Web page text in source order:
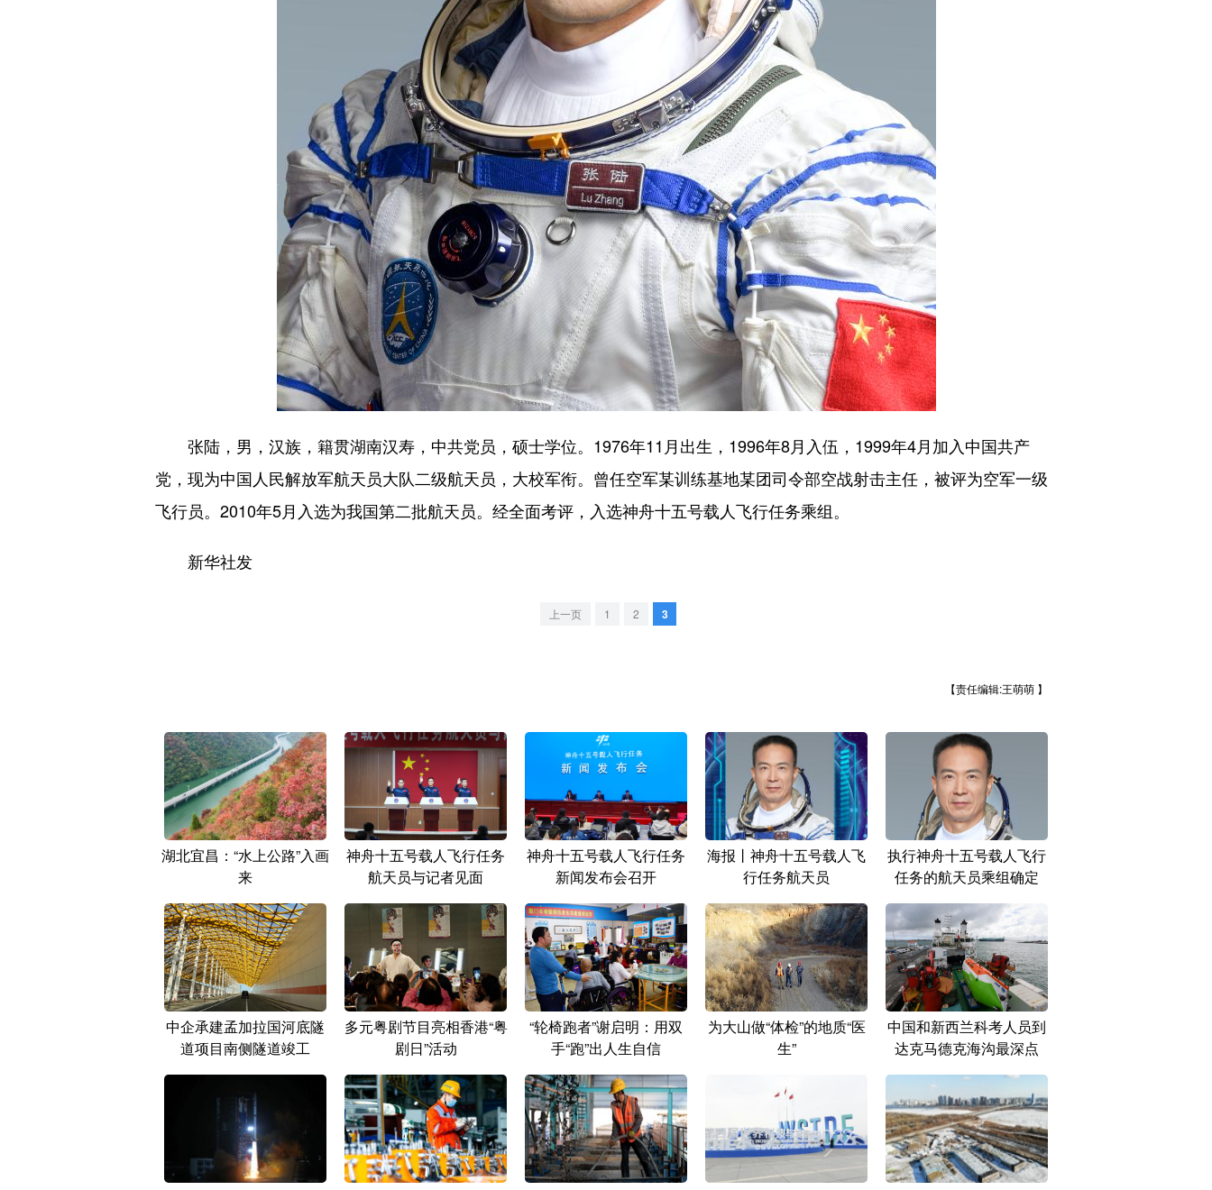
张陆，男，汉族，籍贯湖南汉寿，中共党员，硕士学位。1976年11月出生，1996年8月入伍，1999年4月加入中国共产
党，现为中国人民解放军航天员大队二级航天员，大校军衔。曾任空军某训练基地某团司令部空战射击主任，被评为空军一级
飞行员。2010年5月入选为我国第二批航天员。经全面考评，入选神舟十五号载人飞行任务乘组。
新华社发
上一页 1 2 3
【责任编辑:王萌萌 】
湖北宜昌：“水上公路”入画
来
神舟十五号载人飞行任务
航天员与记者见面
神舟十五号载人飞行任务
新闻发布会召开
海报丨神舟十五号载人飞
行任务航天员
执行神舟十五号载人飞行
任务的航天员乘组确定
中企承建孟加拉国河底隧
道项目南侧隧道竣工
多元粤剧节目亮相香港“粤
剧日”活动
“轮椅跑者”谢启明：用双
手“跑”出人生自信
为大山做“体检”的地质“医
生”
中国和新西兰科考人员到
达克马德克海沟最深点